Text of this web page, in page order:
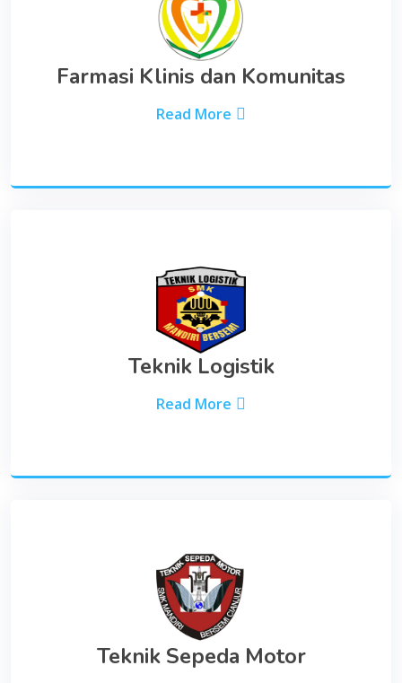
Farmasi Klinis dan Komunitas
Read More
Teknik Logistik
Read More
Teknik Sepeda Motor